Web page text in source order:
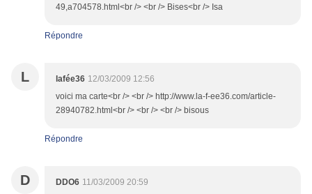
49,a704578.html<br /> <br /> Bises<br /> Isa
Répondre
L lafée36 12/03/2009 12:56
voici ma carte<br /> <br /> http://www.la-f-ee36.com/article-
28940782.html<br /> <br /> <br /> bisous
Répondre
D DDO6 11/03/2009 20:59